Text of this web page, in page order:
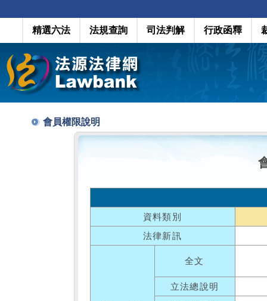
精選六法 法規查詢 司法判解 行政函釋
會員權限說明
資料類別
法律新訊
全文
立法總說明